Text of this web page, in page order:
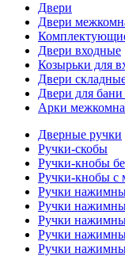
Двери
Двери
Двери входные
Козырьки для
Двери
Двери для
Арки
Дверные ручки
Ручки-скобы
Ручки-кнобы
Ручки-кнобы с
Ручки
Ручки
Ручки
Ручки
Ручки